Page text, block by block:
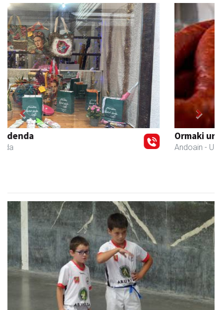
Ormaki urdaitegia
Andoain
Previous Next